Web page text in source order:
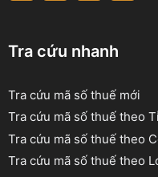
Tra cứu nhanh
Tra cứu mã số thuế mới
Tra cứu mã số thuế theo
Tra cứu mã số thuế theo
Tra cứu mã số thuế theo